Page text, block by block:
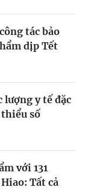
tác bảo
dịp Tết
lượng y tế đặc
số
với 131
Tất cả